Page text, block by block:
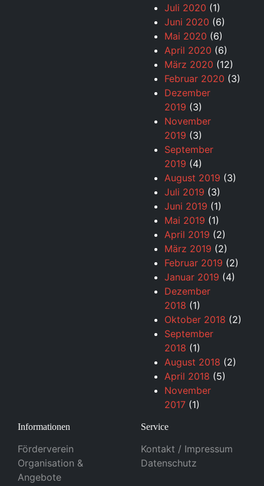
Juli 2020 (1)
Juni 2020 (6)
Mai 2020 (6)
April 2020 (6)
März 2020 (12)
Februar 2020 (3)
Dezember
2019 (3)
November
2019 (3)
September
2019 (4)
August 2019 (3)
Juli 2019 (3)
Juni 2019 (1)
Mai 2019 (1)
April 2019 (2)
März 2019 (2)
Februar 2019 (2)
Januar 2019 (4)
Dezember
2018 (1)
Oktober 2018 (2)
September
2018 (1)
August 2018 (2)
April 2018 (5)
November
2017 (1)
Informationen
Förderverein
Organisation &
Angebote
Service
Kontakt / Impressum
Datenschutz